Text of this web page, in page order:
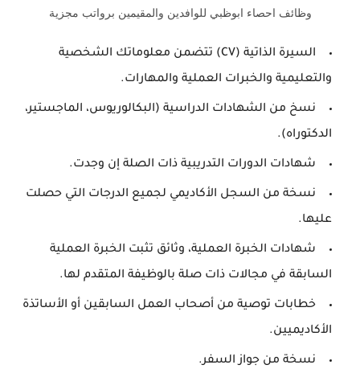
وظائف احصاء ابوظبي للوافدين والمقيمين برواتب مجزية
السيرة الذاتية (CV) تتضمن معلوماتك الشخصية
والتعليمية والخبرات العملية والمهارات.
نسخ من الشهادات الدراسية (البكالوريوس، الماجستير،
الدكتوراه).
شهادات الدورات التدريبية ذات الصلة إن وجدت.
نسخة من السجل الأكاديمي لجميع الدرجات التي حصلت
عليها.
شهادات الخبرة العملية، وثائق تثبت الخبرة العملية
السابقة في مجالات ذات صلة بالوظيفة المتقدم لها.
خطابات توصية من أصحاب العمل السابقين أو الأساتذة
الأكاديميين.
نسخة من جواز السفر.